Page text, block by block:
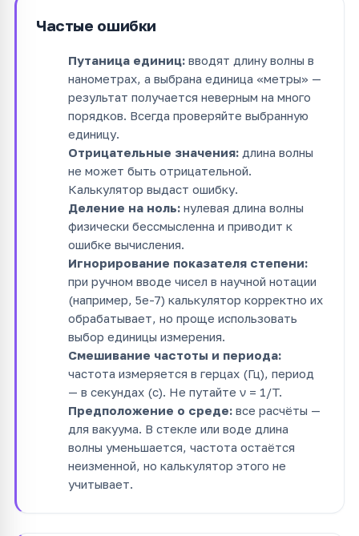
Частые ошибки
Путаница единиц: вводят длину волны в
нанометрах, а выбрана единица «метры» —
результат получается неверным на много
порядков. Всегда проверяйте выбранную
единицу.
Отрицательные значения: длина волны
не может быть отрицательной.
Калькулятор выдаст ошибку.
Деление на ноль: нулевая длина волны
физически бессмысленна и приводит к
ошибке вычисления.
Игнорирование показателя степени:
при ручном вводе чисел в научной нотации
(например, 5e-7) калькулятор корректно их
обрабатывает, но проще использовать
выбор единицы измерения.
Смешивание частоты и периода:
частота измеряется в герцах (Гц), период
— в секундах (с). Не путайте ν = 1/T.
Предположение о среде: все расчёты —
для вакуума. В стекле или воде длина
волны уменьшается, частота остаётся
неизменной, но калькулятор этого не
учитывает.